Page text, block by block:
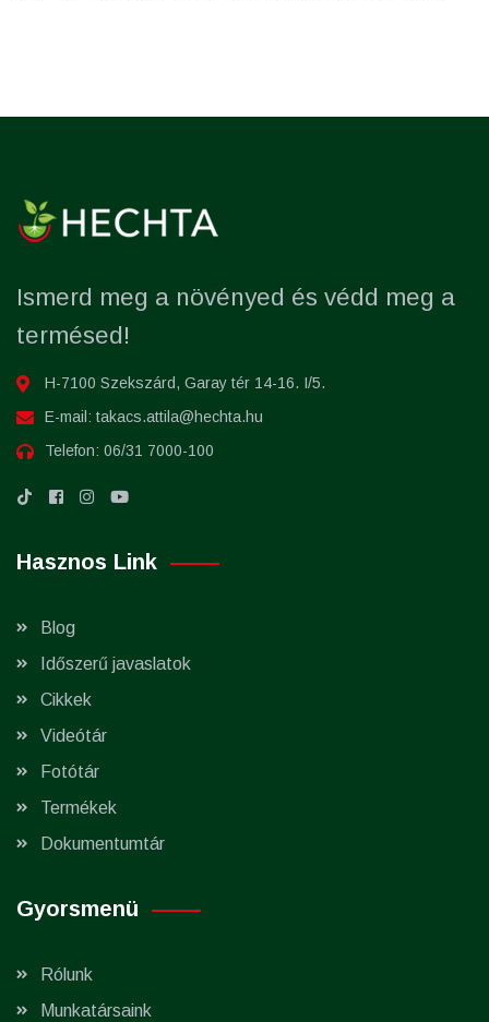
Ismerd meg a növényed és védd meg a
termésed!
H-7100 Szekszárd, Garay tér 14-16. I/5.
E-mail: takacs.attila@hechta.hu
Telefon: 06/31 7000-100
Hasznos Link
Blog
Időszerű javaslatok
Cikkek
Videótár
Fotótár
Termékek
Dokumentumtár
Gyorsmenü
Rólunk
Munkatársaink